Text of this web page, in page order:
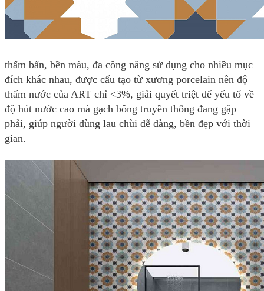
thấm bẩn, bền màu, đa công năng sử dụng cho nhiều mục
đích khác nhau, được cấu tạo từ xương porcelain nên độ
thấm nước của ART chỉ <3%, giải quyết triệt để yếu tố về
độ hút nước cao mà gạch bông truyền thống đang gặp
phải, giúp người dùng lau chùi dễ dàng, bền đẹp với thời
gian.